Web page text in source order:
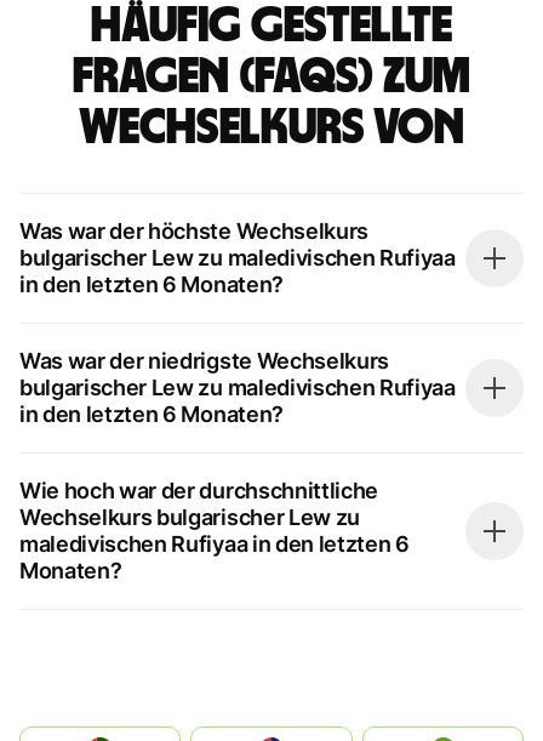
Häufig gestellte
Fragen (FAQs) zum
Wechselkurs von
Was war der höchste Wechselkurs
bulgarischer Lew zu maledivischen Rufiyaa
in den letzten 6 Monaten?
Was war der niedrigste Wechselkurs
bulgarischer Lew zu maledivischen Rufiyaa
in den letzten 6 Monaten?
Wie hoch war der durchschnittliche
Wechselkurs bulgarischer Lew zu
maledivischen Rufiyaa in den letzten 6
Monaten?